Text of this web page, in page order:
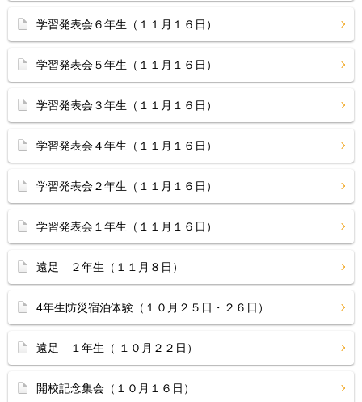
学習発表会６年生（１１月１６日）
学習発表会５年生（１１月１６日）
学習発表会３年生（１１月１６日）
学習発表会４年生（１１月１６日）
学習発表会２年生（１１月１６日）
学習発表会１年生（１１月１６日）
遠足 ２年生（１１月８日）
4年生防災宿泊体験（１０月２５日・２６日）
遠足 １年生（ １０月２２日）
開校記念集会（１０月１６日）